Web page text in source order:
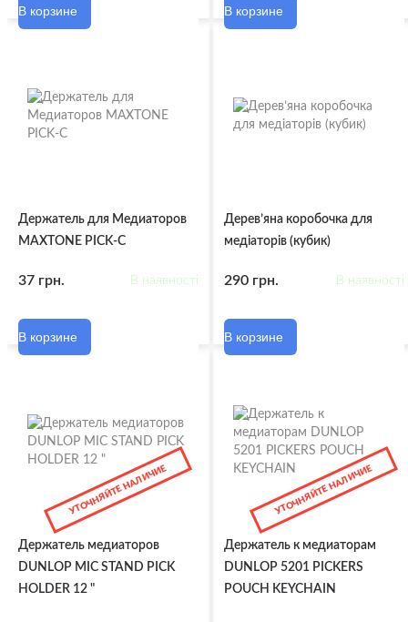
В корзине В корзине
Держатель для Медиаторов
MAXTONE PICK-C
37 грн. В наявності
В корзине
Дерев’яна коробочка для
медіаторів (кубик)
290 грн. В наявності
В корзине
УТОЧНЯЙТЕ НАЛИЧИЕ
Держатель медиаторов
DUNLOP MIC STAND PICK
HOLDER 12 "
УТОЧНЯЙТЕ НАЛИЧИЕ
Держатель к медиаторам
DUNLOP 5201 PICKERS
POUCH KEYCHAIN